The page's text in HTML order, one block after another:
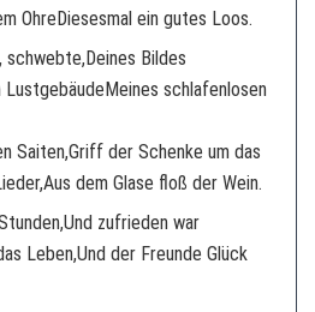
OhreDiesesmal ein gutes Loos.
Bildes
schlafenlosen
Saiten,Griff der Schenke um das
dem Glase floß der Wein.
zufrieden war
Leben,Und der Freunde Glück